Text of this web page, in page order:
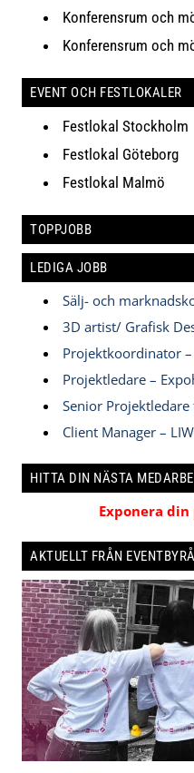
Konferensrum och
Konferensrum och
EVENT OCH FESTLOKALER
Festlokal Stockholm
Festlokal Göteborg
Festlokal Malmö
TOPPJOBB
LEDIGA JOBB
Sälj- och
3D artist/ Grafisk
Projektkoordinator
Projektledare –
Senior Projektledare
Client Manager –
HITTA DIN NÄSTA
Exponera
AKTUELLT FRÅN